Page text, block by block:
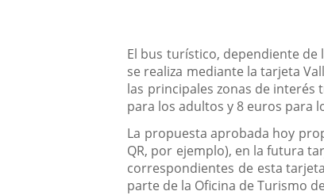
El bus turístico, dependiente de
se realiza mediante la tarjeta
las principales zonas de interés
para los adultos y 8 euros para
La propuesta aprobada hoy
QR, por ejemplo), en la futura
correspondientes de esta
parte de la Oficina de Turismo